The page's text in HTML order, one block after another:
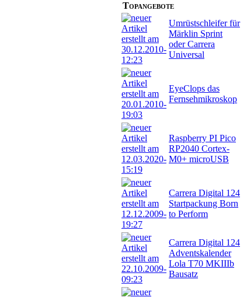
Topangebote
Umrüstschleifer für
Märklin Sprint
oder Carrera
Universal
EyeClops das
Fernsehmikroskop
Raspberry PI Pico
RP2040 Cortex-
M0+ microUSB
Carrera Digital 124
Startpackung Born
to Perform
Carrera Digital 124
Adventskalender
Lola T70 MKIIIb
Bausatz